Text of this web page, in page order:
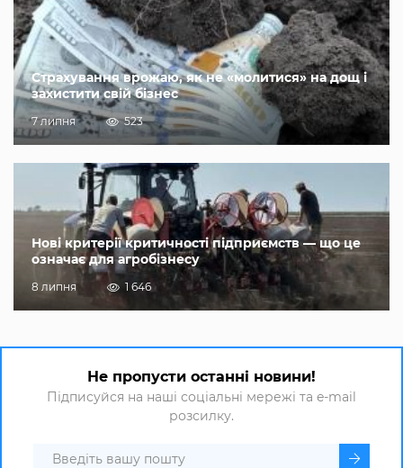
Страхування врожаю, як не «молитися» на дощ і
захистити свій бізнес
7 липня 523
Нові критерії критичності підприємств — що це
означає для агробізнесу
8 липня 1 646
Не пропусти останні новини!
Підписуйся на наші соціальні мережі та e-mail
розсилку.